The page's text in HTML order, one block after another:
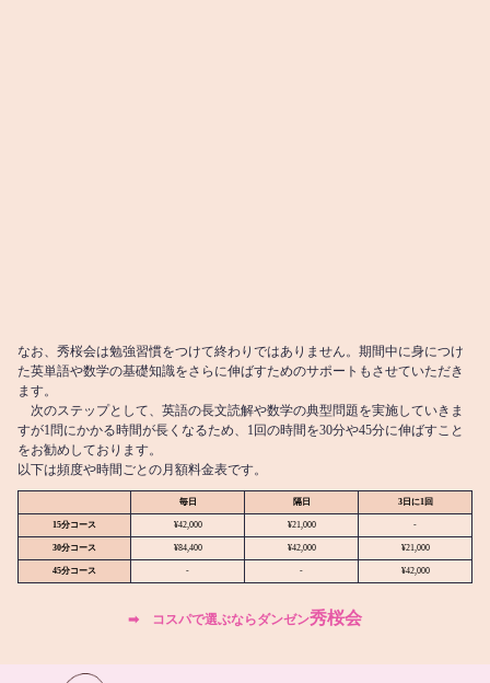
なお、秀桜会は勉強習慣をつけて終わりではありません。期間中に身につけ
た英単語や数学の基礎知識をさらに伸ばすためのサポートもさせていただき
ます。
次のステップとして、英語の長文読解や数学の典型問題を実施していきま
すが1問にかかる時間が長くなるため、1回の時間を30分や45分に伸ばすこと
をお勧めしております。
以下は頻度や時間ごとの月額料金表です。
毎日 隔日 3日に1回
15分コース ¥42,000 ¥21,000 -
30分コース ¥84,400 ¥42,000 ¥21,000
45分コース - - ¥42,000
➡︎ コスパで選ぶならダンゼン秀桜会